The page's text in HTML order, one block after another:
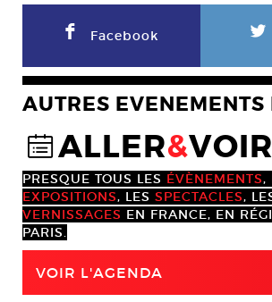
F Facebook L
AUTRES EVENEMENTS
@ALLER&VOIR
PRESQUE TOUS LES ÉVÈNEMENTS,
EXPOSITIONS, LES SPECTACLES,
VERNISSAGES EN FRANCE, EN
PARIS.
VOIR L'AGENDA